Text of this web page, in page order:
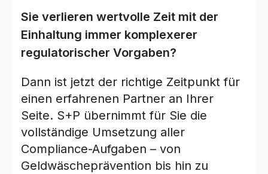
Sie verlieren wertvolle Zeit mit der
Einhaltung immer komplexerer
regulatorischer Vorgaben?
Dann ist jetzt der richtige Zeitpunkt für
einen erfahrenen Partner an Ihrer
Seite. S+P übernimmt für Sie die
vollständige Umsetzung aller
Compliance-Aufgaben – von
Geldwäscheprävention bis hin zu